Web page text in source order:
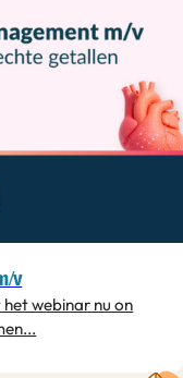
v
webinar nu on